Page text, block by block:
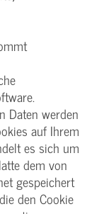
Daten werden
auf Ihrem
es sich um
dem von
gespeichert
den Cookie